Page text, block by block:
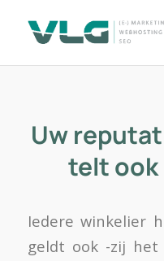
Uw
telt
Iedere winkelier
geldt ook -zij